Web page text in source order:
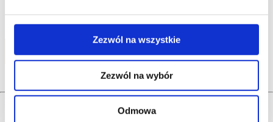
Zezwól na wszystkie
Zezwól na wybór
Odmowa
191.88zł